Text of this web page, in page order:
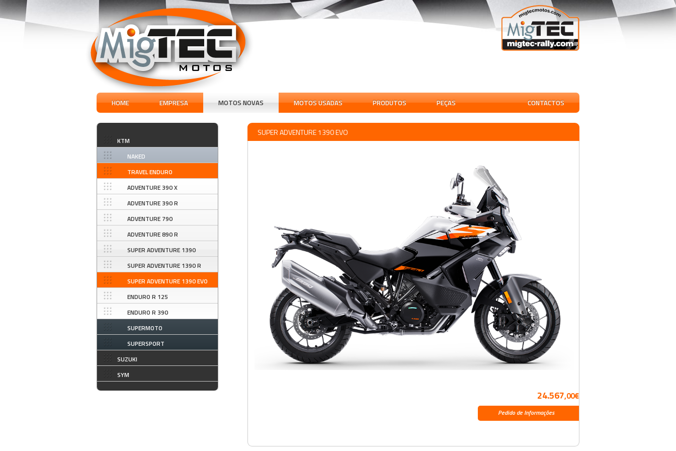
HOME EMPRESA MOTOS NOVAS MOTOS USADAS PRODUTOS PEÇAS CONTACTOS
KTM
NAKED
TRAVEL ENDURO
ADVENTURE 390 X
ADVENTURE 390 R
ADVENTURE 790
ADVENTURE 890 R
SUPER ADVENTURE 1390
SUPER ADVENTURE 1390 R
SUPER ADVENTURE 1390 EVO
ENDURO R 125
ENDURO R 390
SUPERMOTO
SUPERSPORT
SUZUKI
SYM
SUPER ADVENTURE 1390 EVO
24.567,00€
Pedido de Informações